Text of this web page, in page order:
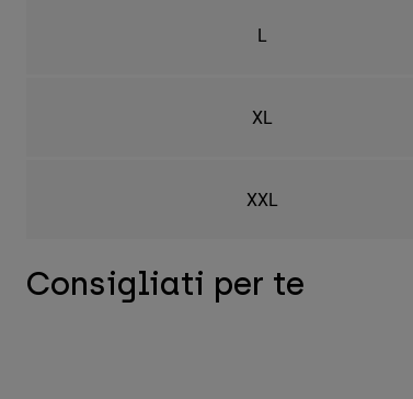
L
XL
XXL
Consigliati per te